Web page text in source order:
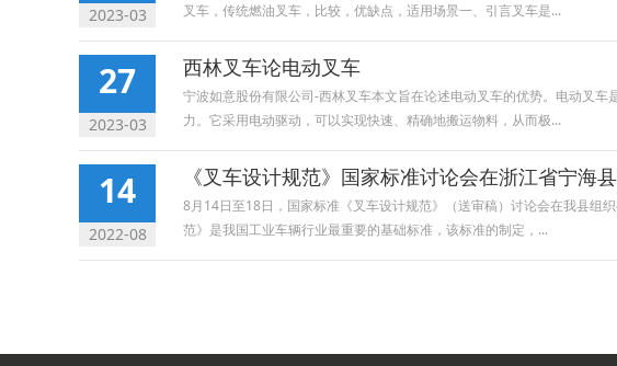
2023-03
叉车，传统燃油叉车，比较，优缺点，适用场景一、引言叉车是...
27
2023-03
西林叉车论电动叉车
宁波如意股份有限公司-西林叉车本文旨在论述电动叉车的优势。电动叉
力。它采用电动驱动，可以实现快速、精确地搬运物料，从而极...
14
2022-08
《叉车设计规范》国家标准讨论会在浙江省宁海
8月14日至18日，国家标准《叉车设计规范》（送审稿）讨论会在我县组
范》是我国工业车辆行业最重要的基础标准，该标准的制定，...